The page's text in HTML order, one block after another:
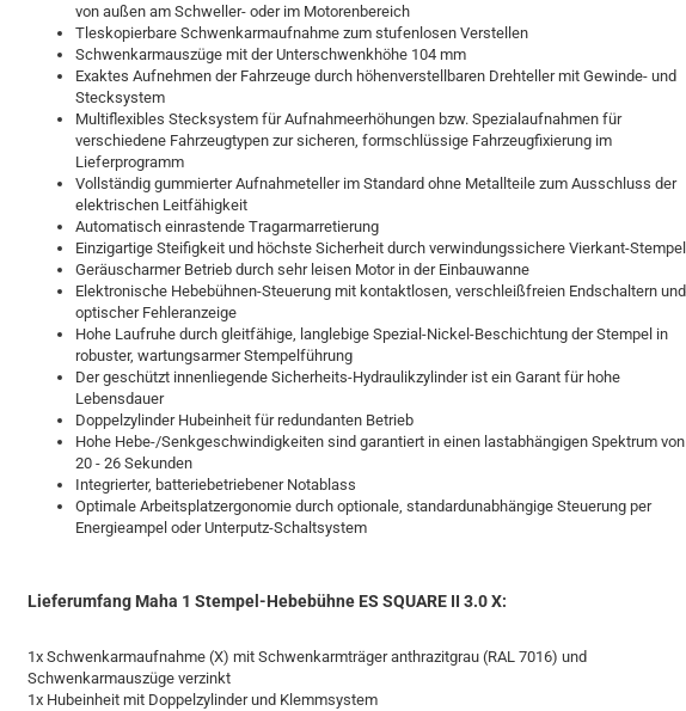
von außen am Schweller- oder im Motorenbereich
Tleskopierbare Schwenkarmaufnahme zum stufenlosen Verstellen
Schwenkarmauszüge mit der Unterschwenkhöhe 104 mm
Exaktes Aufnehmen der Fahrzeuge durch höhenverstellbaren Drehteller mit Gewinde- und
Stecksystem
Multiflexibles Stecksystem für Aufnahmeerhöhungen bzw. Spezialaufnahmen für
verschiedene Fahrzeugtypen zur sicheren, formschlüssige Fahrzeugfixierung im
Lieferprogramm
Vollständig gummierter Aufnahmeteller im Standard ohne Metallteile zum Ausschluss der
elektrischen Leitfähigkeit
Automatisch einrastende Tragarmarretierung
Einzigartige Steifigkeit und höchste Sicherheit durch verwindungssichere Vierkant-Stempel
Geräuscharmer Betrieb durch sehr leisen Motor in der Einbauwanne
Elektronische Hebebühnen-Steuerung mit kontaktlosen, verschleißfreien Endschaltern und
optischer Fehleranzeige
Hohe Laufruhe durch gleitfähige, langlebige Spezial-Nickel-Beschichtung der Stempel in
robuster, wartungsarmer Stempelführung
Der geschützt innenliegende Sicherheits-Hydraulikzylinder ist ein Garant für hohe
Lebensdauer
Doppelzylinder Hubeinheit für redundanten Betrieb
Hohe Hebe-/Senkgeschwindigkeiten sind garantiert in einen lastabhängigen Spektrum von
20 - 26 Sekunden
Integrierter, batteriebetriebener Notablass
Optimale Arbeitsplatzergonomie durch optionale, standardunabhängige Steuerung per
Energieampel oder Unterputz-Schaltsystem
Lieferumfang Maha 1 Stempel-Hebebühne ES SQUARE II 3.0 X:
1x Schwenkarmaufnahme (X) mit Schwenkarmträger anthrazitgrau (RAL 7016) und
Schwenkarmauszüge verzinkt
1x Hubeinheit mit Doppelzylinder und Klemmsystem